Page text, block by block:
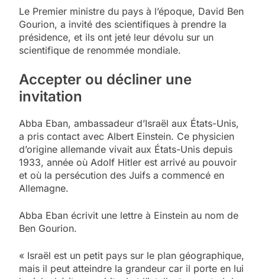
Le Premier ministre du pays à l’époque, David Ben
Gourion, a invité des scientifiques à prendre la
présidence, et ils ont jeté leur dévolu sur un
scientifique de renommée mondiale.
Accepter ou décliner une
invitation
Abba Eban, ambassadeur d’Israël aux États-Unis,
a pris contact avec Albert Einstein. Ce physicien
d’origine allemande vivait aux États-Unis depuis
1933, année où Adolf Hitler est arrivé au pouvoir
et où la persécution des Juifs a commencé en
Allemagne.
Abba Eban écrivit une lettre à Einstein au nom de
Ben Gourion.
« Israël est un petit pays sur le plan géographique,
mais il peut atteindre la grandeur car il porte en lui